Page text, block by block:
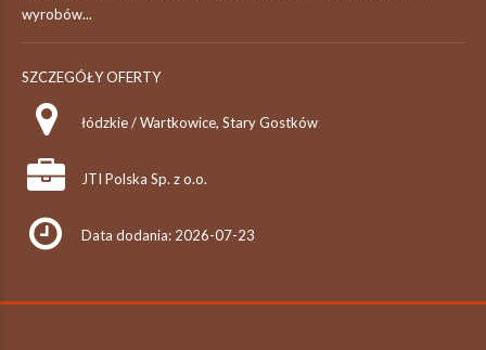
wyrobów...
SZCZEGÓŁY OFERTY
łódzkie / Wartkowice, Stary Gostków
JTI Polska Sp. z o.o.
Data dodania: 2026-07-23